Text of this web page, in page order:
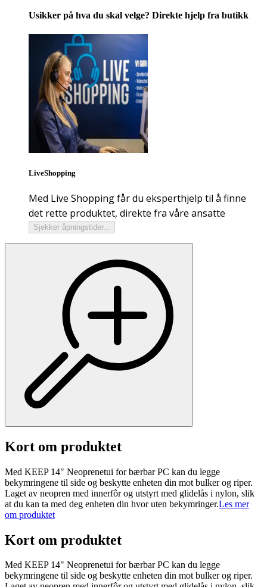
Usikker på hva du skal velge? Direkte hjelp fra butikk
LiveShopping
Med Live Shopping får du eksperthjelp til å finne
det rette produktet, direkte fra våre ansatte
Sjekker åpningstider...
Kort om produktet
Med KEEP 14" Neoprenetui for bærbar PC kan du legge
bekymringene til side og beskytte enheten din mot bulker og riper.
Laget av neopren med innerfôr og utstyrt med glidelås i nylon, slik
at du kan ta med deg enheten din hvor uten bekymringer.Les mer
om produktet
Kort om produktet
Med KEEP 14" Neoprenetui for bærbar PC kan du legge
bekymringene til side og beskytte enheten din mot bulker og riper.